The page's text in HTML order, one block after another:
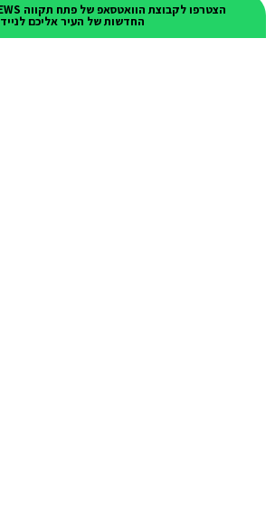
החדשות של העיר אליכם לנייד